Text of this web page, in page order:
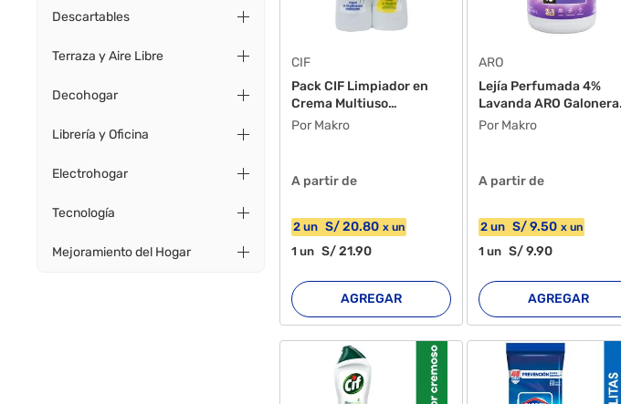
Descartables
Terraza y Aire Libre
Decohogar
Librería y Oficina
Electrohogar
Tecnología
Mejoramiento del Hogar
CIF
Pack CIF Limpiador en
Crema Multiuso
Bioactive...
Por Makro
A partir de
2 un S/20.80 xun
1un S/21.90
AGREGAR
ARO
Lejía Perfumada 4%
Lavanda ARO Galonera
5kg
Por Makro
A partir de
2 un S/9.50 xun
1un S/9.90
AGREGAR